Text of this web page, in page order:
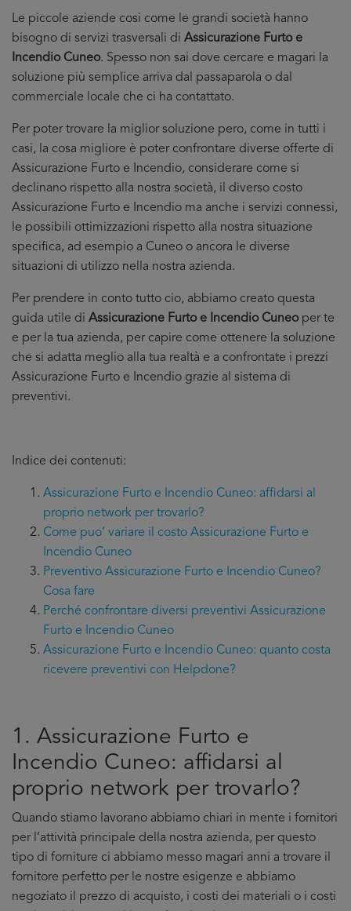
Le piccole aziende cosi come le grandi società hanno
bisogno di servizi trasversali di Assicurazione Furto e
Incendio Cuneo. Spesso non sai dove cercare e magari la
soluzione più semplice arriva dal passaparola o dal
commerciale locale che ci ha contattato.
Per poter trovare la miglior soluzione pero, come in tutti i
casi, la cosa migliore è poter confrontare diverse offerte di
Assicurazione Furto e Incendio, considerare come si
declinano rispetto alla nostra società, il diverso costo
Assicurazione Furto e Incendio ma anche i servizi connessi,
le possibili ottimizzazioni rispetto alla nostra situazione
specifica, ad esempio a Cuneo o ancora le diverse
situazioni di utilizzo nella nostra azienda.
Per prendere in conto tutto cio, abbiamo creato questa
guida utile di Assicurazione Furto e Incendio Cuneoper te
e per la tua azienda, per capire come ottenere la soluzione
che si adatta meglio alla tua realtà e a confrontate i prezzi
Assicurazione Furto e Incendio grazie al sistema di
preventivi.
Indice dei contenuti:
Assicurazione Furto e Incendio Cuneo: affidarsi al
proprio network per trovarlo?
Come puo’ variare il costo Assicurazione Furto e
Incendio Cuneo
Preventivo Assicurazione Furto e Incendio Cuneo?
Cosa fare
Perché confrontare diversi preventivi Assicurazione
Furto e Incendio Cuneo
Assicurazione Furto e Incendio Cuneo: quanto costa
ricevere preventivi con Helpdone?
1. Assicurazione Furto e
Incendio Cuneo: affidarsi al
proprio network per trovarlo?
Quando stiamo lavorano abbiamo chiari in mente i fornitori
per l’attività principale della nostra azienda, per questo
tipo di forniture ci abbiamo messo magari anni a trovare il
fornitore perfetto per le nostre esigenze e abbiamo
negoziato il prezzo di acquisto, i costi dei materiali o i costi